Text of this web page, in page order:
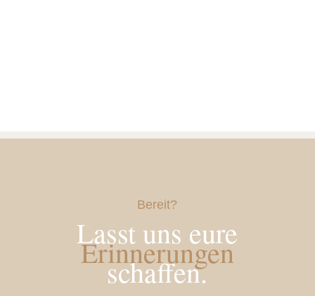
Bereit?
Lasst uns eure
Erinnerungen
schaffen.